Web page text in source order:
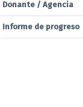
Donante / Agencia
Informe de progreso